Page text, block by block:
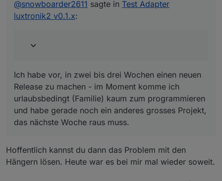
Release zu machen - im Moment komme ich
urlaubsbedingt (Familie) kaum zum programmieren
und habe gerade noch ein anderes grosses Projekt,
@snowboarder2611 sagte in Test Adapter
luxtronik2 v0.1.x:
Ich habe vor, in zwei bis drei Wochen einen neuen
Release zu machen - im Moment komme ich
urlaubsbedingt (Familie) kaum zum programmieren
und habe gerade noch ein anderes grosses Projekt,
das nächste Woche raus muss.
Hoffentlich kannst du dann das Problem mit den
Hängern lösen. Heute war es bei mir mal wieder soweit.